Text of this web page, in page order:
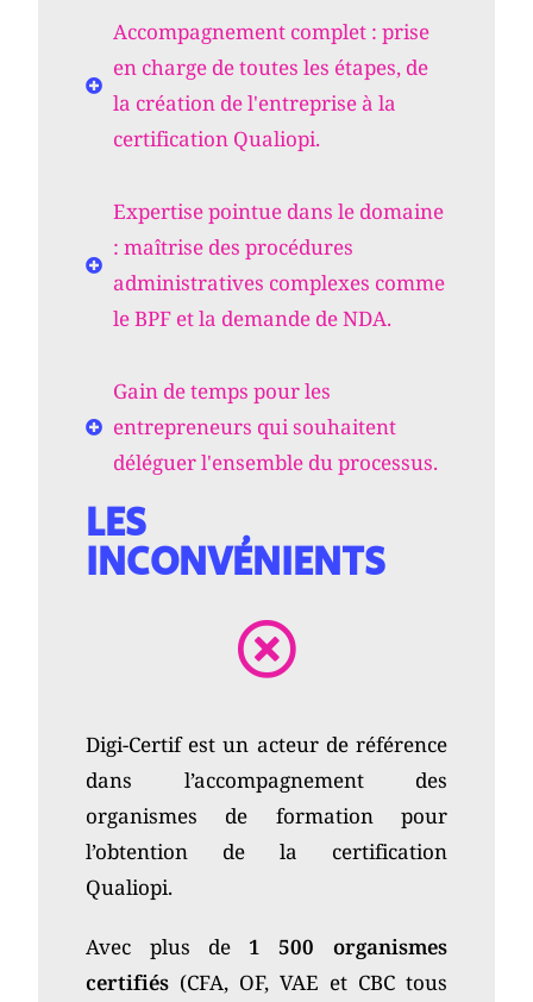
Accompagnement complet : prise
en charge de toutes les étapes, de
la création de l'entreprise à la
certification Qualiopi.
Expertise pointue dans le domaine
: maîtrise des procédures
administratives complexes comme
le BPF et la demande de NDA.
Gain de temps pour les
entrepreneurs qui souhaitent
déléguer l'ensemble du processus.
LES
INCONVÉNIENTS
Digi-Certif est un acteur de référence
dans l’accompagnement des
organismes de formation pour
l’obtention de la certification
Qualiopi.
Avec plus de 1 500 organismes
certifiés (CFA, OF, VAE et CBC tous